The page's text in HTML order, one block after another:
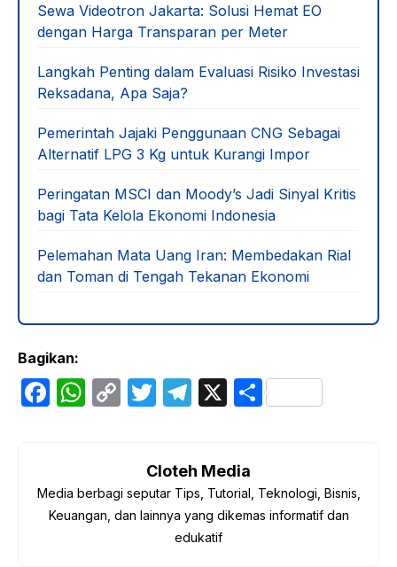
Sewa Videotron Jakarta: Solusi Hemat EO
dengan Harga Transparan per Meter
Langkah Penting dalam Evaluasi Risiko Investasi
Reksadana, Apa Saja?
Pemerintah Jajaki Penggunaan CNG Sebagai
Alternatif LPG 3 Kg untuk Kurangi Impor
Peringatan MSCI dan Moody’s Jadi Sinyal Kritis
bagi Tata Kelola Ekonomi Indonesia
Pelemahan Mata Uang Iran: Membedakan Rial
dan Toman di Tengah Tekanan Ekonomi
Bagikan:
F
b
W
A
p
C
Li
T
er
T
gr
a
m
X S
Cloteh Media
Media berbagi seputar Tips, Tutorial, Teknologi, Bisnis,
Keuangan, dan lainnya yang dikemas informatif dan
edukatif